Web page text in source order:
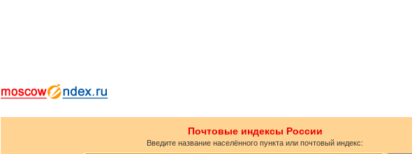
Почтовые индексы России
Введите название населённого пункта или почтовый индекс: